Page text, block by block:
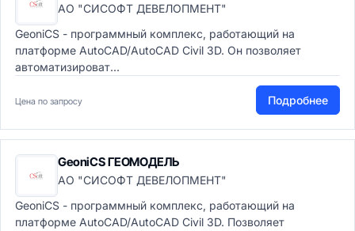
АО "СИСОФТ ДЕВЕЛОПМЕНТ"
GeoniCS - программный комплекс, работающий на
платформе AutoCAD/AutoCAD Civil 3D. Он позволяет
автоматизироват...
Цена по запросу Подробнее
GeoniCS ГЕОМОДЕЛЬ
АО "СИСОФТ ДЕВЕЛОПМЕНТ"
GeoniCS - программный комплекс, работающий на
платформе AutoCAD/AutoCAD Civil 3D. Позволяет